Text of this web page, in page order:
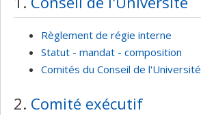
Règlement de régie interne
Statut - mandat - composition
Comités du Conseil de l'Université
2. Comité exécutif